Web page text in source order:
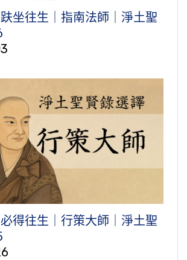
坐往生｜指南法師｜淨土聖
得往生｜行策大師｜淨土聖